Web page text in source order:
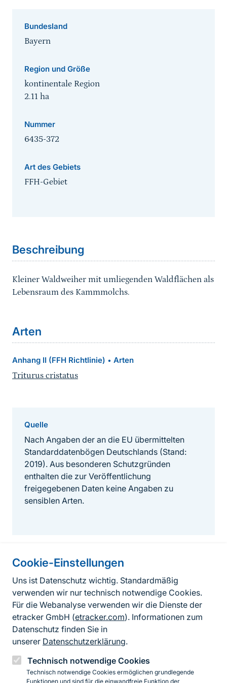
Cookie-Einstellungen
Uns ist Datenschutz wichtig. Standardmäßig
verwenden wir nur technisch notwendige Cookies.
Für die Webanalyse verwenden wir die Dienste der
etracker GmbH (etracker.com). Informationen zum
Datenschutz finden Sie in
unserer Datenschutzerklärung.
Technisch notwendige Cookies
Technisch notwendige Cookies ermöglichen grundlegende
Funktionen und sind für die einwandfreie Funktion der
Bundesland
Bayern
Region und Größe
kontinentale Region
2.11 ha
Nummer
6435-372
Art des Gebiets
FFH-Gebiet
Beschreibung
Kleiner Waldweiher mit umliegenden Waldflächen als
Lebensraum des Kammmolchs.
Arten
Anhang II (FFH Richtlinie) • Arten
Triturus cristatus
Quelle
Nach Angaben der an die EU übermittelten
Standarddatenbögen Deutschlands (Stand:
2019). Aus besonderen Schutzgründen
enthalten die zur Veröffentlichung
freigegebenen Daten keine Angaben zu
sensiblen Arten.
Informationen zur Seite
FußzeileKontakt zum BfN
Kontaktformular
Erklärung zur Barrierefreiheit
Impressum
Datenschutz